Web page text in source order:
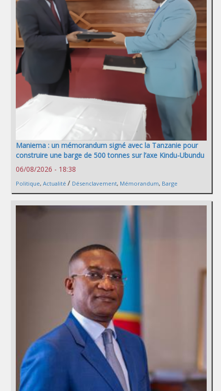
Maniema : un mémorandum signé avec la Tanzanie pour
construire une barge de 500 tonnes sur l’axe Kindu-Ubundu
06/08/2026 - 18:38
Politique, Actualité / Désenclavement, Mémorandum, Barge